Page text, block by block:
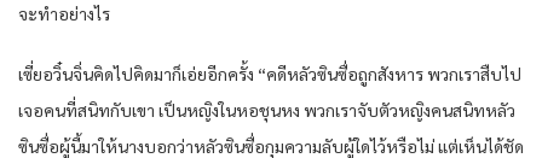
จะทำอย่างไร
เซี่ยอวิ๋นจิ่นคิดไปคิดมาก็เอ่ยอีกครั้ง “คดีหลัวซินซื่อถูกสังหาร พวกเราสืบไป
เจอคนที่สนิทกับเขา เป็นหญิงในหอชุนหง พวกเราจับตัวหญิงคนสนิทหลัว
ซินซื่อผู้นี้มาให้นางบอกว่าหลัวซินซื่อกุมความลับผู้ใดไว้หรือไม่ แต่เห็นได้ชัด